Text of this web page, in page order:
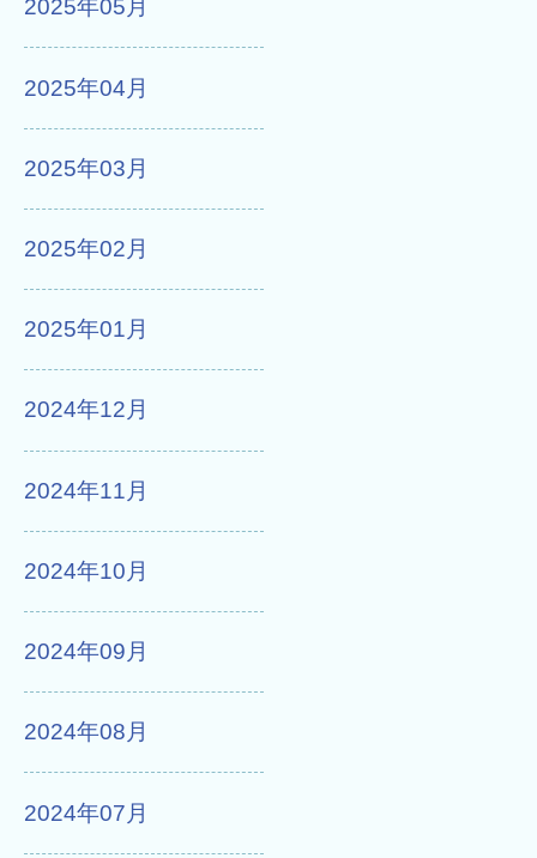
2025年05月
2025年04月
2025年03月
2025年02月
2025年01月
2024年12月
2024年11月
2024年10月
2024年09月
2024年08月
2024年07月